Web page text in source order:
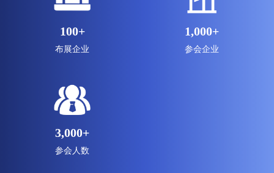
100+
布展企业
1,000+
参会企业
3,000+
参会人数